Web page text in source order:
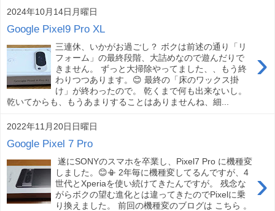
2024年10月14日月曜日
Google Pixel9 Pro XL
›
三連休、いかがお過ごし？ ボクは前述の通り「リ
フォーム」の最終段階、大詰めなので遊んだりで
きません。 ずっと大掃除やってました、、もう終
わりつつあります。😊 最終の「床のワックス掛
け」が終わったので。 乾くまで何も出来ないし。
乾いてからも、もうあまりすることはありませんね、細...
2022年11月20日日曜日
Google Pixel 7 Pro
›
遂にSONYのスマホを卒業し、Pixel7 Pro に機種変
しました。😊📳 2年毎に機種変してるんですが、4
世代とXperiaを使い続けてきたんですが。 残念な
がらボクの望む進化とは違ってきたのでPixelに乗
り換えました。 前回の機種変のブログは こちら 。